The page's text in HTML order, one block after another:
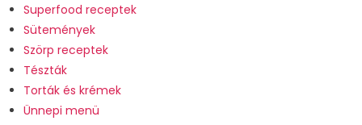
Superfood receptek
Sütemények
Szörp receptek
Tészták
Torták és krémek
Ünnepi menü